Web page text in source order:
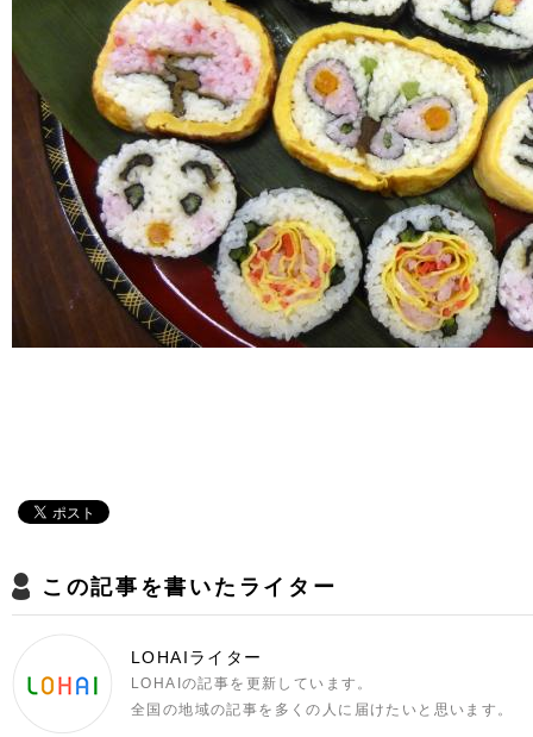
この記事を書いたライター
LOHAIライター
LOHAIの記事を更新しています。
全国の地域の記事を多くの人に届けたいと思います。